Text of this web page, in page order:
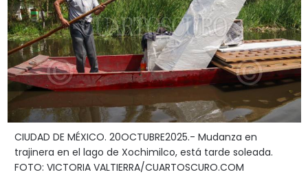
CIUDAD DE MÉXICO. 20OCTUBRE2025.- Mudanza en
trajinera en el lago de Xochimilco, está tarde soleada.
FOTO: VICTORIA VALTIERRA/CUARTOSCURO.COM